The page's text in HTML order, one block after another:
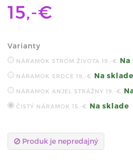
15,-€
Varianty
NÁRAMOK STROM ŽIVOTA 19,-€ Na
NÁRAMOK SRDCE 19,-€ Na sklade
NÁRAMOK ANJEL STRÁŽNY 19,-€
ČISTÝ NÁRAMOK 15,-€ Na sklade
Produk je nepredajný